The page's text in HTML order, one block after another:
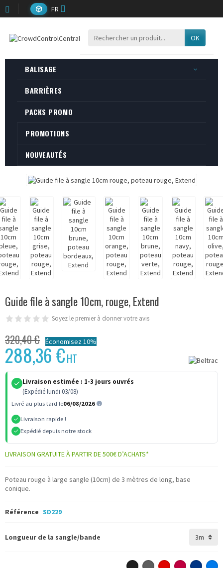
FR
OK
BALISAGE
BARRIÈRES
PACKS PROMO
PROMOTIONS
NOUVEAUTÉS
Guide file à sangle 10cm, rouge, Extend
Soyez le premier à donner votre avis
320,40 € Économisez 10%
288,36 €HT
Livraison estimée : 1-3 jours ouvrés
(Expédié lundi 03/08)
Livré au plus tard le06/08/2026
Livraison rapide !
Expédié depuis notre stock
LIVRAISON GRATUITE À PARTIR DE 500€ D’ACHATS*
Poteau rouge à large sangle (10cm) de 3 mètres de long, base
conique.
Référence SD229
Longueur de la sangle/bande